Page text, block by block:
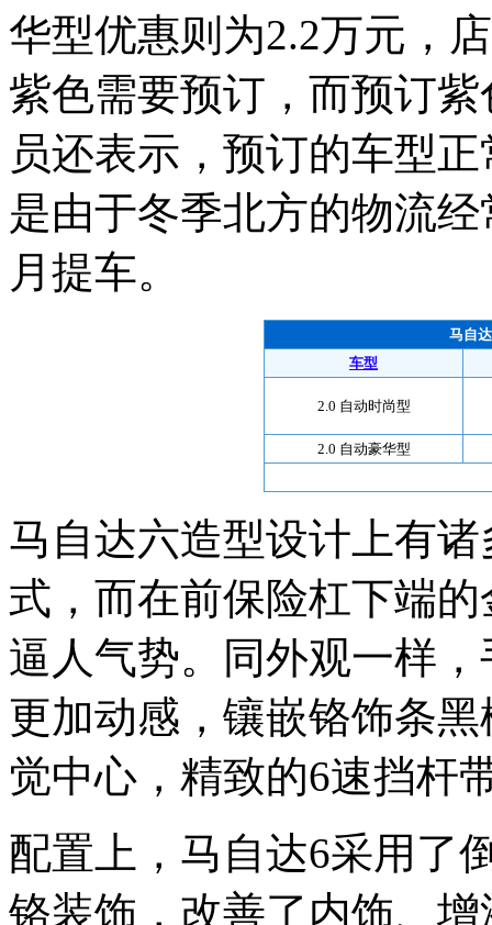
华型优惠则为2.2万元，
紫色需要预订，而预订
员还表示，预订的车型
是由于冬季北方的物流
月提车。
马自
车型
2.0 自动时尚型
2.0 自动豪华型
马自达六造型设计上有
式，而在前保险杠下端
逼人气势。同外观一样
更加动感，镶嵌铬饰条
觉中心，精致的6速挡杆
配置上，马自达6采用了
铬装饰，改善了内饰、